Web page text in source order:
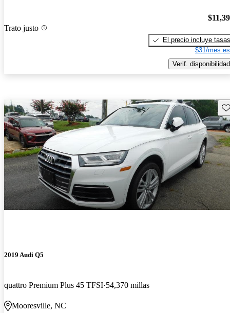
Trato justo
El precio incluye tasas
$31/mes
Verif. disponibilidad
2019 Audi Q5
quattro Premium Plus 45 TFSI 54,370 millas
Mooresville, NC